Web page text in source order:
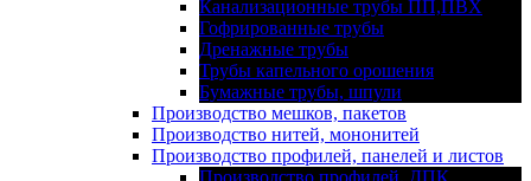
Канализационные трубы ПП,ПВХ
Гофрированные трубы
Дренажные трубы
Трубы капельного орошения
Бумажные трубы, шпули
Производство мешков, пакетов
Производство нитей, мононитей
Производство профилей, панелей и листов
Производство профилей, ДПК